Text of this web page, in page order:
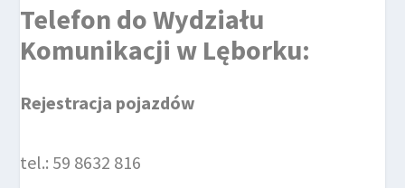
Telefon doWydziału
Komunikacji w Lęborku:
Rejestracja pojazdów
tel.: 59 8632 816